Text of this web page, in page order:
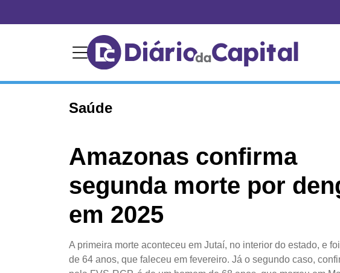
Saúde
Amazonas confirma
segunda morte por
em 2025
A primeira morte aconteceu em Jutaí, no interior do estado, e
de 64 anos, que faleceu em fevereiro. Já o segundo caso,